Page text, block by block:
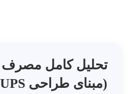
تحلیل کامل مصرف
(مبنای طراحی UPS)